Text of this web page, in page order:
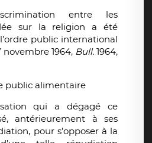
entre les
sur la religion a été
public international
novembre 1964, Bull. 1964,
public alimentaire
qui a dégagé ce
antérieurement à ses
pour s’opposer à la